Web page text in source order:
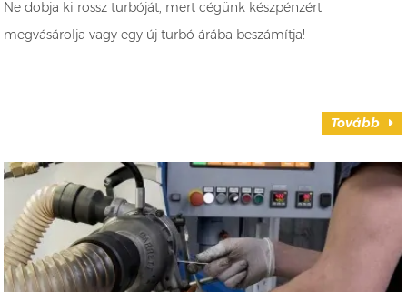
Ne dobja ki rossz turbóját, mert cégünk készpénzért
megvásárolja vagy egy új turbó árába beszámítja!
Tovább